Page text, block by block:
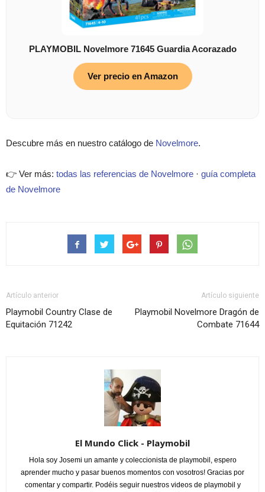
PLAYMOBIL Novelmore 71645 Guardia Acorazado
Ver precio en Amazon
Descubre más en nuestro catálogo de Novelmore.
👉 Ver más: todas las referencias de Novelmore · guía completa
de Novelmore
Artículo anterior
Playmobil Country Clase de
Equitación 71242
Artículo siguiente
Playmobil Novelmore Dragón de
Combate 71644
El Mundo Click - Playmobil
Hola soy Josemi un amante y coleccionista de playmobil, espero
aprender mucho y pasar buenos momentos con vosotros! Gracias por
comentar y compartir. Podéis seguir nuestros videos de playmobil y